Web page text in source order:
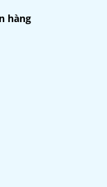
hàng